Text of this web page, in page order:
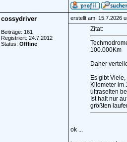
cossydriver
Beiträge: 161
Registriert: 24.7.2012
Status: Offline
erstellt am: 15.7.2026
Zitat:
100.000Km
Daher
Es gibt
Kilometer im
ultraselten
Ist halt nur
größten
ok ...